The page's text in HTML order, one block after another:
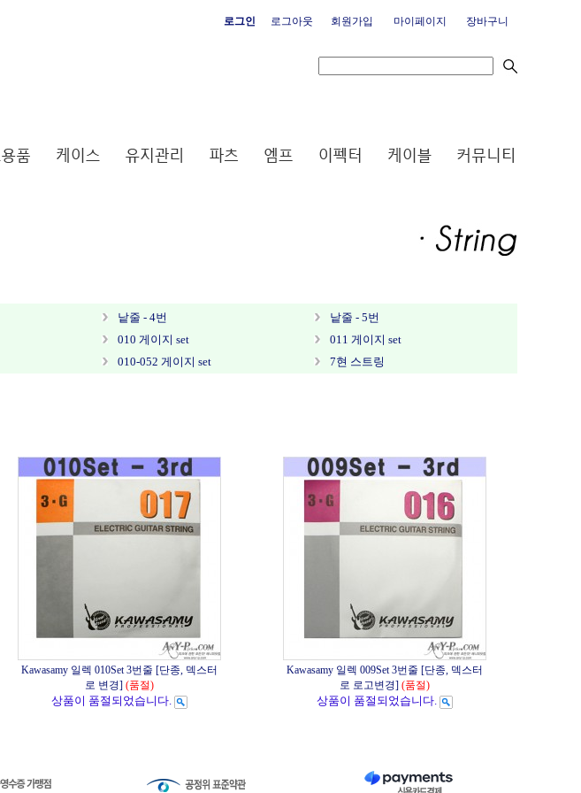
로그인 로그아웃 회원가입 마이페이지 장바구니
낱줄 - 4번
낱줄 - 5번
010 게이지 set
011 게이지 set
010-052 게이지 set 7현 스트링
Kawasamy 일렉 010Set 3번줄 [단종, 덱스터
로 변경] (품절)
상품이 품절되었습니다.
Kawasamy 일렉 009Set 3번줄 [단종, 덱스터
로 로고변경] (품절)
상품이 품절되었습니다.